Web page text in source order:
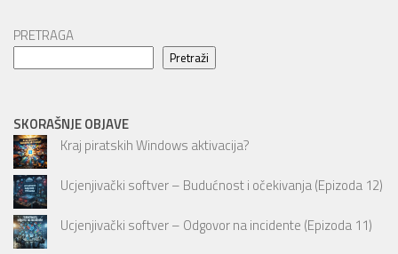
PRETRAGA
Pretraži
SKORAŠNJE OBJAVE
Kraj piratskih Windows aktivacija?
Ucjenjivački softver – Budućnost i očekivanja (Epizoda 12)
Ucjenjivački softver – Odgovor na incidente (Epizoda 11)